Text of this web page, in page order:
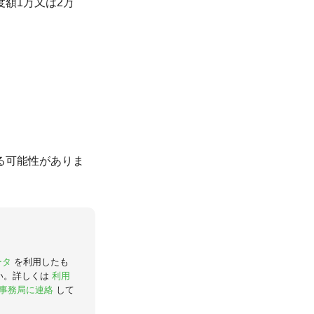
額1万又は2万
能性がありま
を利用したも
。詳しくは 利用
務局に連絡 して